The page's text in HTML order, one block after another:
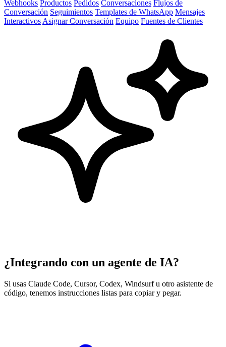
Webhooks Productos Pedidos Conversaciones Flujos de
Conversación Seguimientos Templates de WhatsApp Mensajes
Interactivos Asignar Conversación Equipo Fuentes de Clientes
¿Integrando con un agente de IA?
Si usas Claude Code, Cursor, Codex, Windsurf u otro asistente de
código, tenemos instrucciones listas para copiar y pegar.